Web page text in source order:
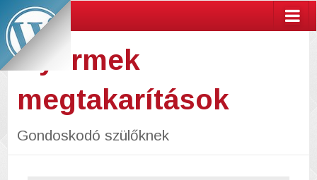
Gyermek
megtakarítások
Gondoskodó szülőknek